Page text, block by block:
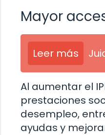
Mayor
Leer más
Al aumentar el
prestaciones
desempleo,
ayudas y